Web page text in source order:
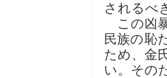
されるべ
この凶
民族の恥
ため、金
い。その